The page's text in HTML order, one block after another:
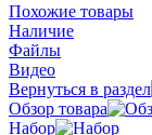
Похожие товары
Наличие
Файлы
Видео
Вернуться в раздел
Обзор товара
Набор